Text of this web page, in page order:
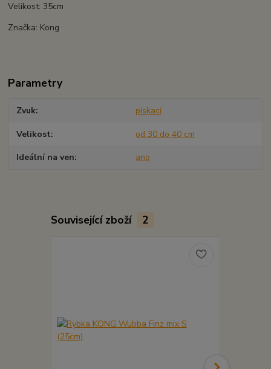
Velikost: 35cm
Značka: Kong
Parametry
Zvuk pískací
Velikost od 30 do 40 cm
Ideální na ven ano
Související zboží 2